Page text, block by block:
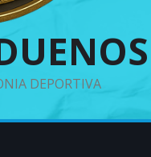
DEPORTIVA